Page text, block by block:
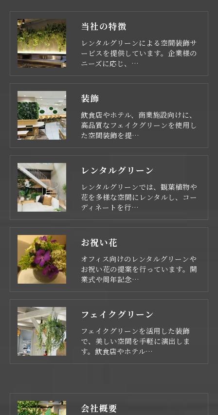
当社の特徴
レンタルグリーンによる空間装飾サ
ービスを提供しています。企業様の
ニーズに応じ、…
装飾
飲食店やホテル、商業施設向けに、
高品質なフェイクグリーンを使用し
た空間装飾を提…
レンタルグリーン
レンタルグリーンでは、観葉植物や
花を多様な空間にレンタルし、コー
ディネートを行…
お祝い花
オフィス向けのレンタルグリーンや
お祝い花の提案を行っています。開
業式や周年記念…
フェイクグリーン
フェイクグリーンを活用した装飾
で、美しい空間を手軽に演出しま
す。飲食店やホテル…
会社概要